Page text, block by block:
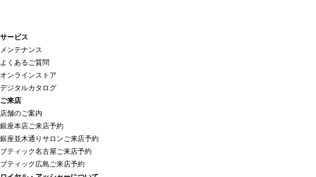
サービス
メンテナンス
よくあるご質問
オンラインストア
デジタルカタログ
ご来店
店舗のご案内
銀座本店ご来店予約
銀座並木通りサロンご来店予約
ブティック名古屋ご来店予約
ブティック広島ご来店予約